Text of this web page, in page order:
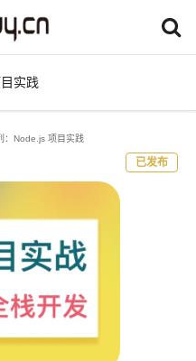
实践
：Node.js 项目实践
已发布